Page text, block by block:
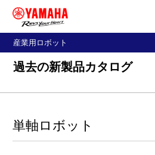
産業用ロボット
過去の新製品カタログ
単軸ロボット